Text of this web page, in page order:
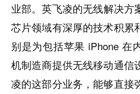
业部。英飞凌的无线解决方
芯片领域有深厚的技术积累
别是为包括苹果 iPhone 在
机制造商提供无线移动通信
凌的这部分业务，能够直接